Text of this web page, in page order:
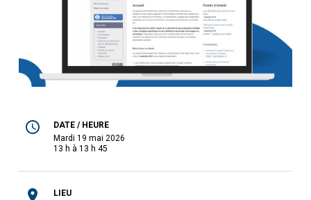
DATE / HEURE
mardi 19 mai 2026
13 h à 13 h 45
LIEU